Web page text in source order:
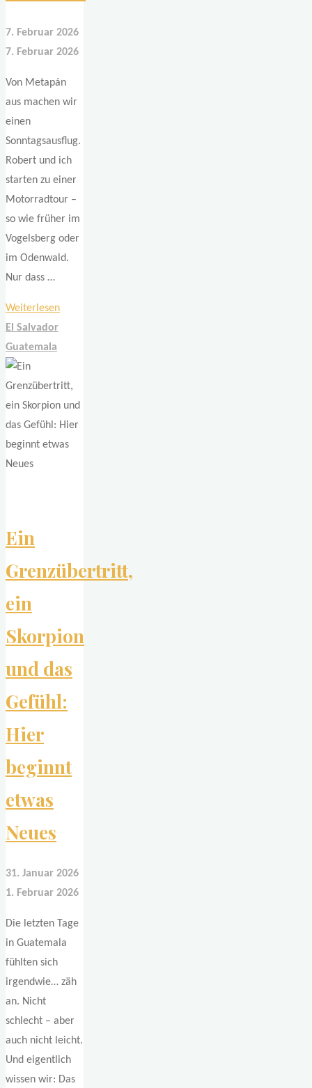
7. Februar 2026
7. Februar 2026
Von Metapán
aus machen wir
einen
Sonntagsausflug.
Robert und ich
starten zu einer
Motorradtour –
so wie früher im
Vogelsberg oder
im Odenwald.
Nur dass …
Weiterlesen"Wo
und
der
Kaffee
besonders
El Salvador
Guatemala
Ein
Grenzübertritt,
ein
Skorpion
und das
Gefühl:
Hier
beginnt
etwas
Neues
31. Januar 2026
1. Februar 2026
Die letzten Tage
in Guatemala
fühlten sich
irgendwie… zäh
an. Nicht
schlecht – aber
auch nicht leicht.
Und eigentlich
wissen wir: Das